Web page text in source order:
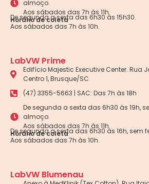
almoço.
Aos sábados das 7h às 11h.
Horário de coleta
De segunda a sexta das 6h30 às 15h30.
Aos sábados das 7h às 10h.
LabVW Prime
Edifício Majestic Executive Center. Rua
Centro 1, Brusque/SC
(47) 3355-5663 | SAC: Das 7h às 18h
De segunda a sexta das 6h30 às 19h,
almoço.
Aos sábados das 7h às 11h.
Horário de coleta
De segunda a sexta das 6h30 às 16h, sem
Aos sábados das 7h às 10h.
LabVW Blumenau